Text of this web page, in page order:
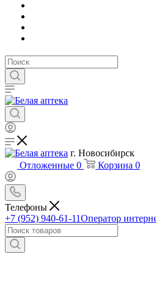
г. Новосибирск
Отложенные 0 Корзина 0
Телефоны
+7 (952) 940-61-11Оператор